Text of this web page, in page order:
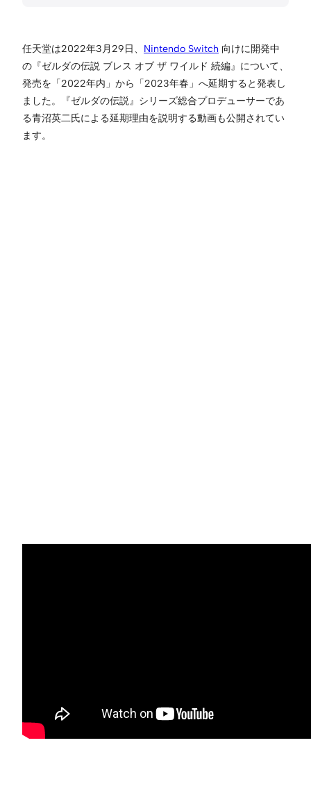
任天堂は2022年3月29日、 Nintendo Switch 向けに開発中
の『ゼルダの伝説 ブレス オブ ザ ワイルド 続編』について、
発売を「2022年内」から「2023年春」へ延期すると発表し
ました。『ゼルダの伝説』シリーズ総合プロデューサーであ
る青沼英二氏による延期理由を説明する動画も公開されてい
ます。